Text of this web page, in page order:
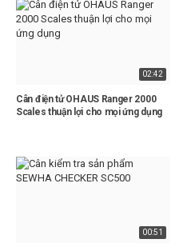
02:42
Cân điện tử OHAUS Ranger 2000
Scales thuận lợi cho mọi ứng dụng
00:51